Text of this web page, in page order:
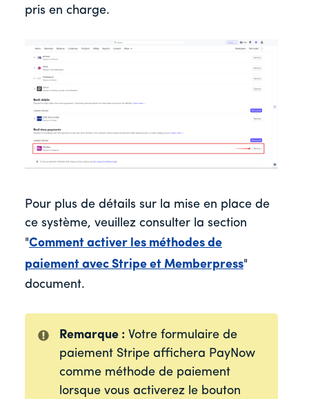
pris en charge.
Pour plus de détails sur la mise en place de
ce système, veuillez consulter la section
"Comment activer les méthodes de
paiement avec Stripe et Memberpress"
document.
Remarque : Votre formulaire de
paiement Stripe affichera PayNow
comme méthode de paiement
lorsque vous activerez le bouton